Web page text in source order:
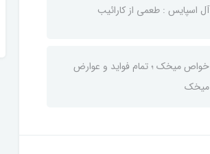
آل اسپایس : طعمی از کارائیب
خواص میخک ؛ تمام فواید و عوارض
میخک